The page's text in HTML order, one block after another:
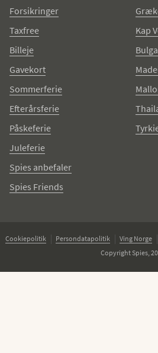
Forsikringer
Taxfree
Billeje
Gavekort
Sommerferie
Efterårsferie
Påskeferie
Juleferie
Spies anbefaler
Spies Friends
Kap
Cookiepolitik Persondatapolitik Ving Norge
Copyright Spies,